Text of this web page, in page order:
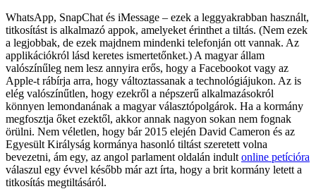
WhatsApp, SnapChat és iMessage – ezek a leggyakrabban használt,
titkosítást is alkalmazó appok, amelyeket érinthet a tiltás. (Nem ezek
a legjobbak, de ezek majdnem mindenki telefonján ott vannak. Az
applikációkról lásd keretes ismertetőnket.) A magyar állam
valószínűleg nem lesz annyira erős, hogy a Facebookot vagy az
Apple-t rábírja arra, hogy változtassanak a technológiájukon. Az is
elég valószínűtlen, hogy ezekről a népszerű alkalmazásokról
könnyen lemondanának a magyar választópolgárok. Ha a kormány
megfosztja őket ezektől, akkor annak nagyon sokan nem fognak
örülni. Nem véletlen, hogy bár 2015 elején David Cameron és az
Egyesült Királyság kormánya hasonló tiltást szeretett volna
bevezetni, ám egy, az angol parlament oldalán indult online petícióra
válaszul egy évvel később már azt írta, hogy a brit kormány letett a
titkosítás megtiltásáról.